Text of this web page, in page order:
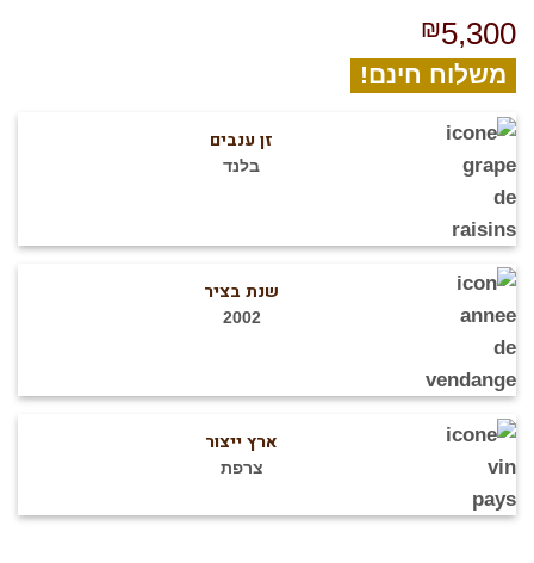
₪5,300
משלוח חינם!
זן ענבים
בלנד
שנת בציר
2002
ארץ ייצור
צרפת